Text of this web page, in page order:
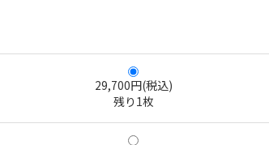
29,700円(税込)
残り1枚